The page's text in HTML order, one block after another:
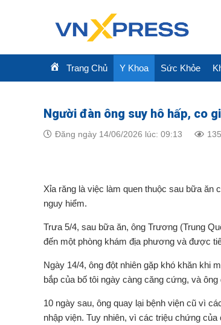
Trang Chủ Y Khoa Sức Khỏe
Người đàn ông suy hô hấp, co
Đăng ngày 14/06/2026 lúc: 09:13
Xỉa răng là việc làm quen thuộc sau bữa ăn
nguy hiểm.
Trưa 5/4, sau bữa ăn, ông Trương (Trung
đến một phòng khám địa phương và được
Ngày 14/4, ông đột nhiên gặp khó khăn khi
bắp của bố tôi ngày càng căng cứng, và
10 ngày sau, ông quay lại bệnh viện cũ vì
nhập viện. Tuy nhiên, vì các triệu chứng